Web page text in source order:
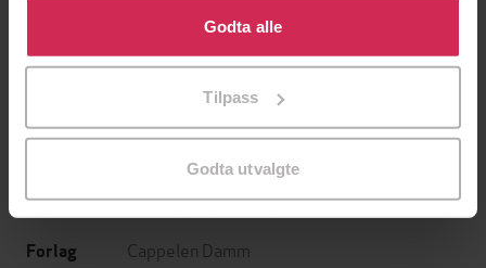
bruke cookies for alle disse formålene. Du kan også
tilpasse ditt samtykke til spesifikke formål ved å klikke
Godta alle
Tilpass
Godta utvalgte
LYDBOK LYDBOK
Mali Ludvigsen(forfatter),
Rønningen(innleser)
Forlag Cappelen Damm